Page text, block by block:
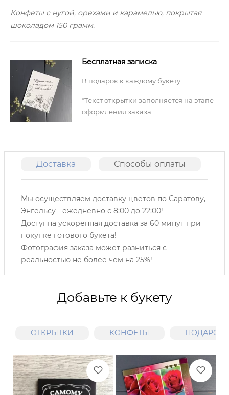
Конфеты с нугой, орехами и карамелью, покрытая
шоколадом 150 грамм.
Бесплатная записка
В подарок к каждому букету
*Текст открытки заполняется на этапе
оформления заказа
Доставка Способы оплаты
Мы осуществляем доставку цветов по Саратову,
Энгельсу - ежедневно с 8:00 до 22:00!
Доступна ускоренная доставка за 60 минут при
покупке готового букета!
Фотография заказа может разниться с
реальностью не более чем на 25%!
Добавьте к букету
ОТКРЫТКИ КОНФЕТЫ